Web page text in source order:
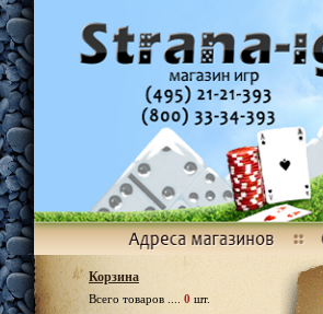
Корзина
Всего товаров .... 0 шт.